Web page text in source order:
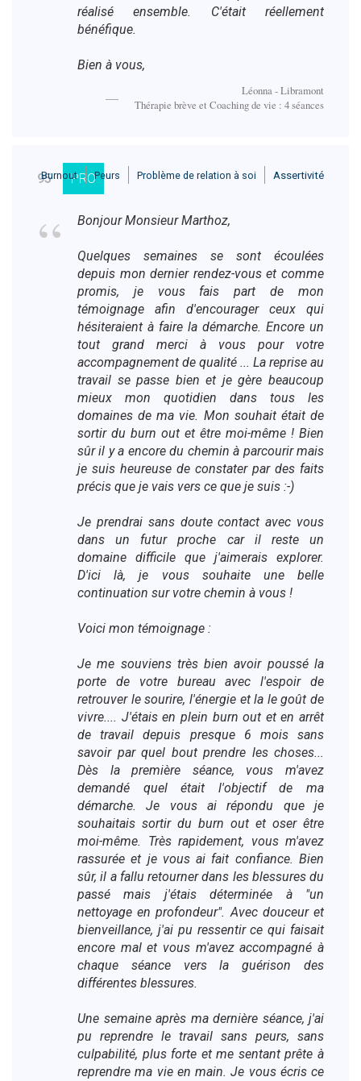
réalisé ensemble. C'était réellement
bénéfique.
Bien à vous,
Léonna - Libramont
Thérapie brève et Coaching de vie : 4 séances
95 PRO
Burnout Peurs Problème de relation à soi Assertivité
Bonjour Monsieur Marthoz,
Quelques semaines se sont écoulées
depuis mon dernier rendez-vous et comme
promis, je vous fais part de mon
témoignage afin d'encourager ceux qui
hésiteraient à faire la démarche. Encore un
tout grand merci à vous pour votre
accompagnement de qualité ... La reprise au
travail se passe bien et je gère beaucoup
mieux mon quotidien dans tous les
domaines de ma vie. Mon souhait était de
sortir du burn out et être moi-même ! Bien
sûr il y a encore du chemin à parcourir mais
je suis heureuse de constater par des faits
précis que je vais vers ce que je suis :-)
Je prendrai sans doute contact avec vous
dans un futur proche car il reste un
domaine difficile que j'aimerais explorer.
D'ici là, je vous souhaite une belle
continuation sur votre chemin à vous !
Voici mon témoignage :
Je me souviens très bien avoir poussé la
porte de votre bureau avec l'espoir de
retrouver le sourire, l'énergie et la le goût de
vivre.... J'étais en plein burn out et en arrêt
de travail depuis presque 6 mois sans
savoir par quel bout prendre les choses...
Dès la première séance, vous m'avez
demandé quel était l'objectif de ma
démarche. Je vous ai répondu que je
souhaitais sortir du burn out et oser être
moi-même. Très rapidement, vous m'avez
rassurée et je vous ai fait confiance. Bien
sûr, il a fallu retourner dans les blessures du
passé mais j'étais déterminée à "un
nettoyage en profondeur". Avec douceur et
bienveillance, j'ai pu ressentir ce qui faisait
encore mal et vous m'avez accompagné à
chaque séance vers la guérison des
différentes blessures.
Une semaine après ma dernière séance, j'ai
pu reprendre le travail sans peurs, sans
culpabilité, plus forte et me sentant prête à
reprendre ma vie en main. Je vous écris ce